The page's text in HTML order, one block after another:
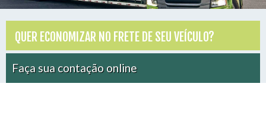
QUER ECONOMIZAR NO FRETE DE SEU VEÍCULO?
Faça sua contação online